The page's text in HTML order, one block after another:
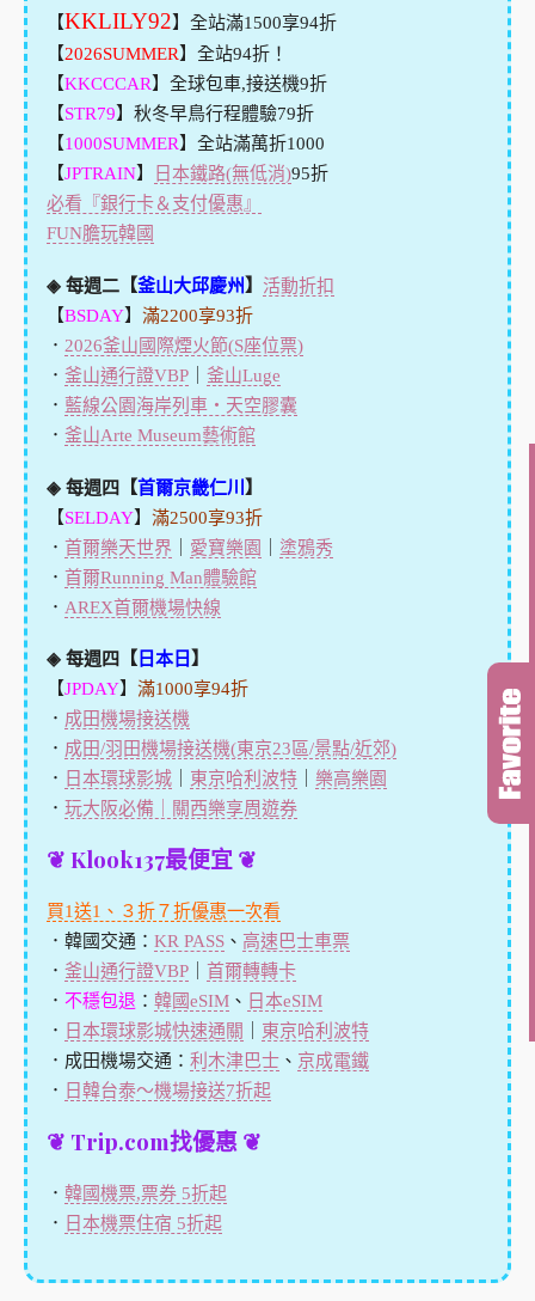
【KKLILY92】全站滿1500享94折
【2026SUMMER】全站94折！
【KKCCCAR】全球包車,接送機9折
【STR79】秋冬早鳥行程體驗79折
【1000SUMMER】全站滿萬折1000
【JPTRAIN】 日本鐵路(無低消)95折
必看『銀行卡＆支付優惠』
FUN膽玩韓國
◈ 每週二【釜山大邱慶州 】 活動折扣
【BSDAY】 滿2200享93折
． 2026釜山國際煙火節(S座位票)
． 釜山通行證VBP｜ 釜山Luge
． 藍線公園海岸列車・天空膠囊
． 釜山Arte Museum藝術館
◈ 每週四【首爾京畿仁川
】
【SELDAY】 滿2500享93折
． 首爾樂天世界 愛寶樂園
塗鴉秀
． 首爾Running Man體驗館
． AREX首爾機場快線
◈ 每週四【日本日 】
【JPDAY】 滿1000享94折
． 成田機場接送機
． 成田/羽田機場接送機(東京23區/景點/近郊)
． 日本環球影城｜ 東京哈利波特｜ 樂高樂園
． 玩大阪必備｜關西樂享周遊券
❦ Klook137最便宜 ❦
買1送1、３折７折優惠一次看
．韓國交通： KR PASS、 高速巴士車票
． 釜山通行證VBP｜ 首爾轉轉卡
． 不穩包退 ： 韓國eSIM、 日本eSIM
． 日本環球影城快速通關
東京哈利波特
．成田機場交通： 利木津巴士、 京成電鐵
． 日韓台泰～機場接送7折起
❦ Trip.com找優惠 ❦
． 韓國機票,票券 5折起
． 日本機票住宿 5折起